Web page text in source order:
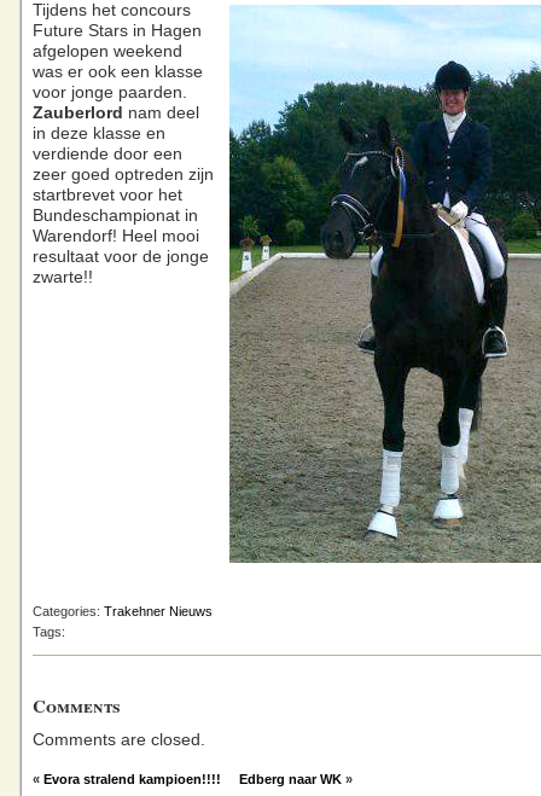
Tijdens het concours
Future Stars in Hagen
afgelopen weekend
was er ook een klasse
voor jonge paarden.
Zauberlord nam deel
in deze klasse en
verdiende door een
zeer goed optreden zijn
startbrevet voor het
Bundeschampionat in
Warendorf! Heel mooi
resultaat voor de jonge
zwarte!!
Categories: Trakehner Nieuws
Tags:
Comments
Comments are closed.
« Evora stralend kampioen!!!! Edberg naar WK »